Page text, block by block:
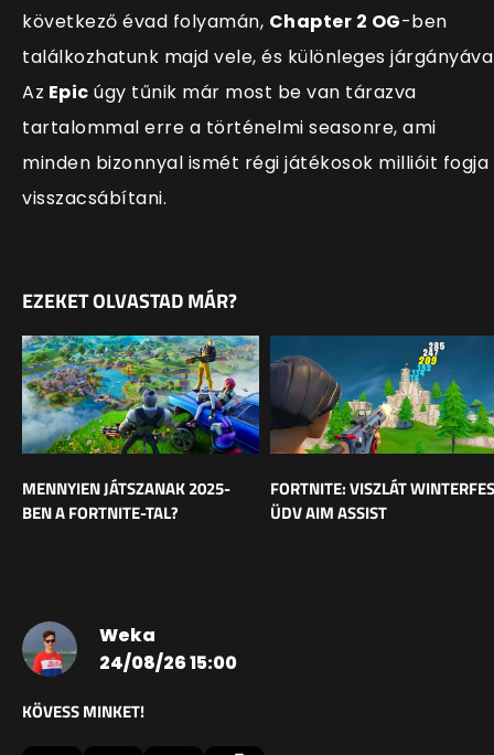
következő évad folyamán, Chapter 2 OG-ben
találkozhatunk majd vele, és különleges
Az Epic úgy tűnik már most be van tárazva
tartalommal erre a történelmi seasonre, ami
minden bizonnyal ismét régi játékosok millióit fogja
visszacsábítani.
EZEKET OLVASTAD MÁR?
MENNYIEN JÁTSZANAK 2025-
BEN A FORTNITE-TAL?
FORTNITE: VISZLÁT
ÜDV AIM ASSIST
Weka
24/08/26 15:00
KÖVESS MINKET!